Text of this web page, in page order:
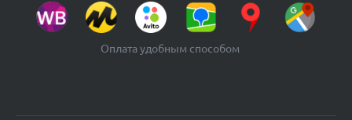
Оплата удобным способом